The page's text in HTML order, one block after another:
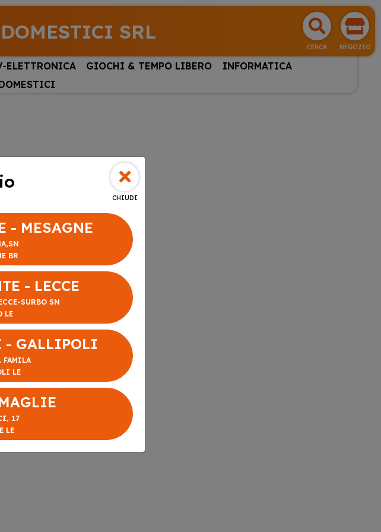
SRL
CERCA NEGOZIO
ELETTRONICA GIOCHI & TEMPO LIBERO
INFORMATICA
CHIUDI
- MESAGNE
BR
- LECCE
SURBO SN
LE
- GALLIPOLI
FAMILA
LE
17
LE